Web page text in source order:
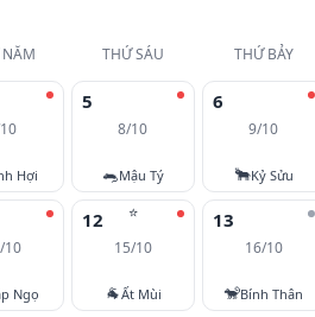
THỨ SÁU THỨ BẢY
Hợi
5
8/10
🐀Mậu Tý
6
9/10
🐂Kỷ Sửu
10
Ngọ
⭐
12
15/10
🐐Ất Mùi
13
16/10
🐒Bính Thân